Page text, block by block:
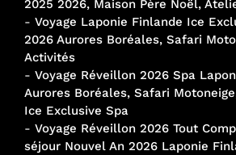
2025 2026, Maison Père Noël,
- Voyage Laponie Finlande Ice
2026 Aurores Boréales, Safari
Activités
- Voyage Réveillon 2026 Spa
Aurores Boréales, Safari
Ice Exclusive Spa
- Voyage Réveillon 2026 Tout
séjour Nouvel An 2026 Laponie